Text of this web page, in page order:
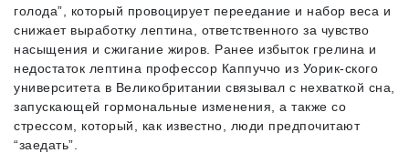
голода”, который провоцирует переедание и набор веса и
снижает выработку лептина, ответственного за чувство
насыщения и сжигание жиров. Ранее избыток грелина и
недостаток лептина профессор Каппуччо из Уорик-ского
университета в Великобритании связывал с нехваткой сна,
запускающей гормональные изменения, а также со
стрессом, который, как известно, люди предпочитают
“заедать”.